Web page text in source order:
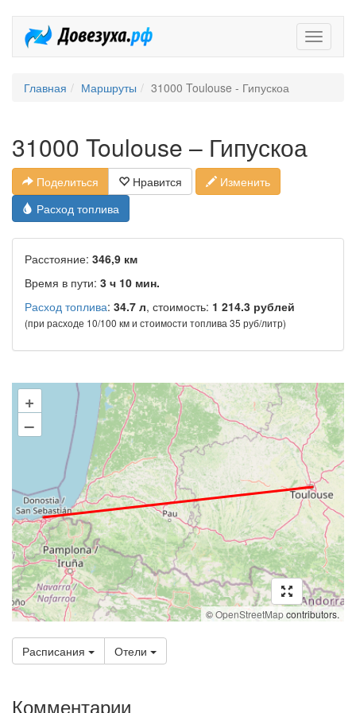
Главная Маршруты 31000 Toulouse - Гипускоа
31000 Toulouse – Гипускоа
Поделиться Нравится
Изменить
Расход топлива
Расстояние: 346,9 км
Время в пути: 3 ч 10 мин.
Расход топлива: 34.7 л, стоимость: 1 214.3 рублей
(при расходе 10/100 км и стоимости топлива 35 руб/литр)
+
–
©OpenStreetMapcontributors.
Расписания Отели
Комментарии